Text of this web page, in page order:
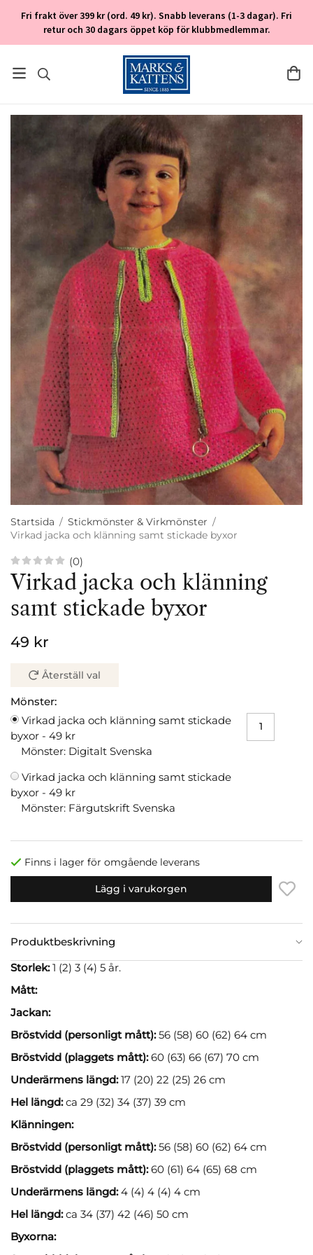
Fri frakt över 399 kr (ord. 49 kr). Snabb leverans (1-3 dagar). Fri
retur och 30 dagars öppet köp för klubbmedlemmar.
Startsida / Stickmönster & Virkmönster /
Virkad jacka och klänning samt stickade byxor
(0)
Virkad jacka och klänning
samt stickade byxor
49 kr
Återställ val
Mönster:
Virkad jacka och klänning samt stickade
byxor - 49 kr
Mönster: Digitalt Svenska
Virkad jacka och klänning samt stickade
byxor - 49 kr
Mönster: Färgutskrift Svenska
Finns i lager för omgående leverans
Lägg i varukorgen
Produktbeskrivning
Storlek:1 (2) 3 (4) 5 år.
Mått:
Jackan:
Bröstvidd (personligt mått):56 (58) 60 (62) 64 cm
Bröstvidd (plaggets mått):60 (63) 66 (67) 70 cm
Underärmens längd:17 (20) 22 (25) 26 cm
Hel längd:ca 29 (32) 34 (37) 39 cm
Klänningen:
Bröstvidd (personligt mått):56 (58) 60 (62) 64 cm
Bröstvidd (plaggets mått):60 (61) 64 (65) 68 cm
Underärmens längd:4 (4) 4 (4) 4 cm
Hel längd:ca 34 (37) 42 (46) 50 cm
Byxorna: